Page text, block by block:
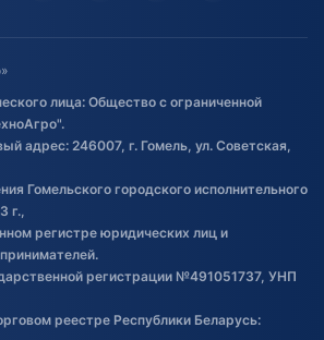
на учет
2024
лица: Общество с ограниченной
адрес: 246007, г. Гомель, ул. Советская,
Гомельского городского исполнительного
г.,
регистре юридических лиц и
регистрации №491051737, УНП
реестре Республики Беларусь: